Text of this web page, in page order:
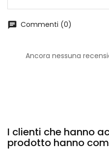
chat Commenti (0)
Ancora nessuna
I clienti che hanno
prodotto hanno